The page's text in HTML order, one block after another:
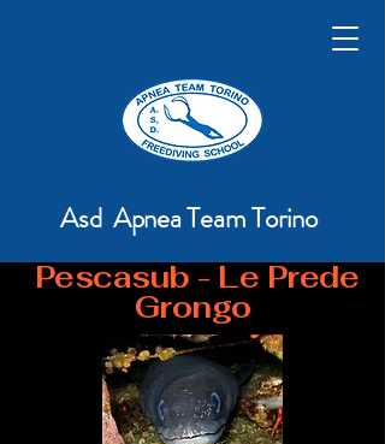
Asd Apnea Team Torino
Pescasub - Le Prede
Grongo